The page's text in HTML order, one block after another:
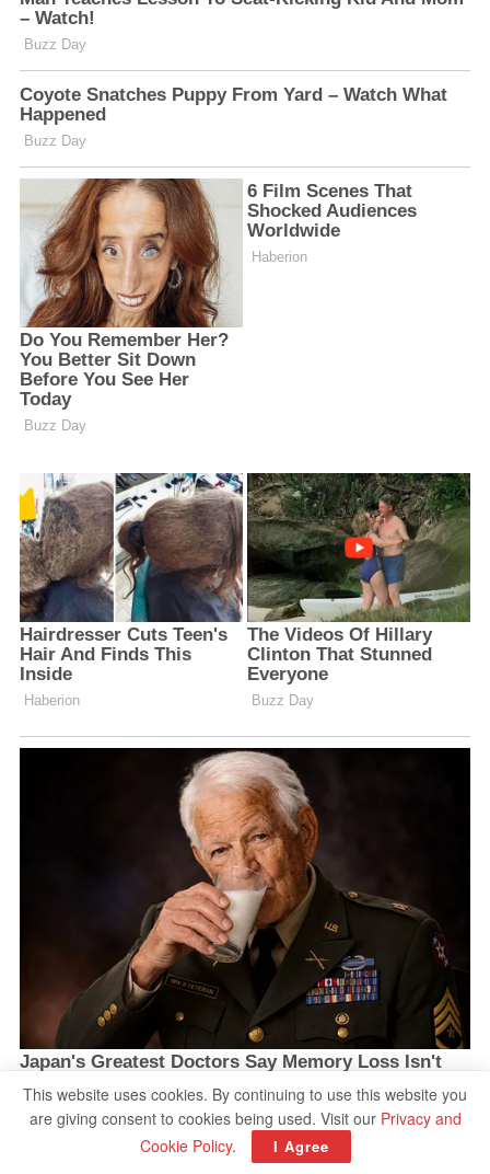
This website uses cookies. By continuing to use this website you
are giving consent to cookies being used. Visit our Privacy and
Cookie Policy. I Agree